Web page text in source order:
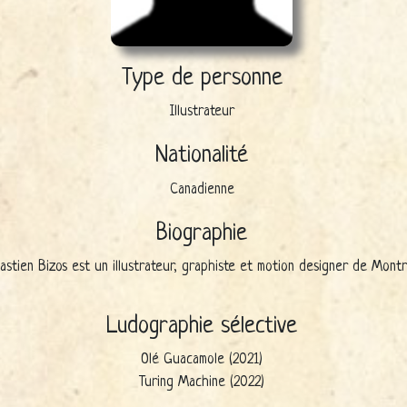
Type de personne
Illustrateur
Nationalité
Canadienne
Biographie
Bizos est un illustrateur, graphiste et motion designer de
Ludographie sélective
Olé Guacamole (2021)
Turing Machine (2022)